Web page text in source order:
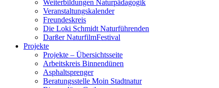
Weiterbildungen Naturpädagogik
Veranstaltungskalender
Freundeskreis
Die Loki Schmidt Naturführenden
Darßer NaturfilmFestival
Projekte
Projekte – Übersichtsseite
Arbeitskreis Binnendünen
Asphaltsprenger
Beratungsstelle Moin Stadtnatur